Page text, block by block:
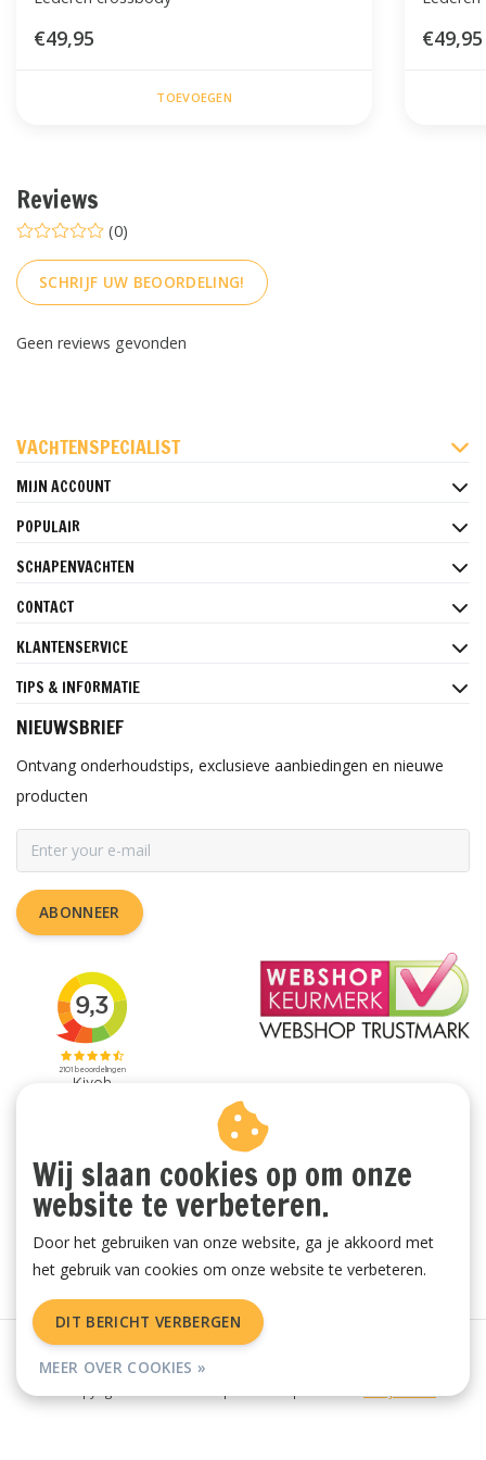
€49,95
TOEVOEGEN
€49,95
Reviews
(0)
SCHRIJF UW BEOORDELING!
Geen reviews gevonden
VACHTENSPECIALIST
MIJN ACCOUNT
POPULAIR
SCHAPENVACHTEN
CONTACT
KLANTENSERVICE
TIPS & INFORMATIE
NIEUWSBRIEF
Ontvang onderhoudstips, exclusieve aanbiedingen en nieuwe
producten
ABONNEER
Algemene voorwaarden | Privacy Policy
Wij slaan cookies op om onze
website te verbeteren.
Door het gebruiken van onze website, ga je akkoord met
het gebruik van cookies om onze website te verbeteren.
DIT BERICHT VERBERGEN
MEER OVER COOKIES »